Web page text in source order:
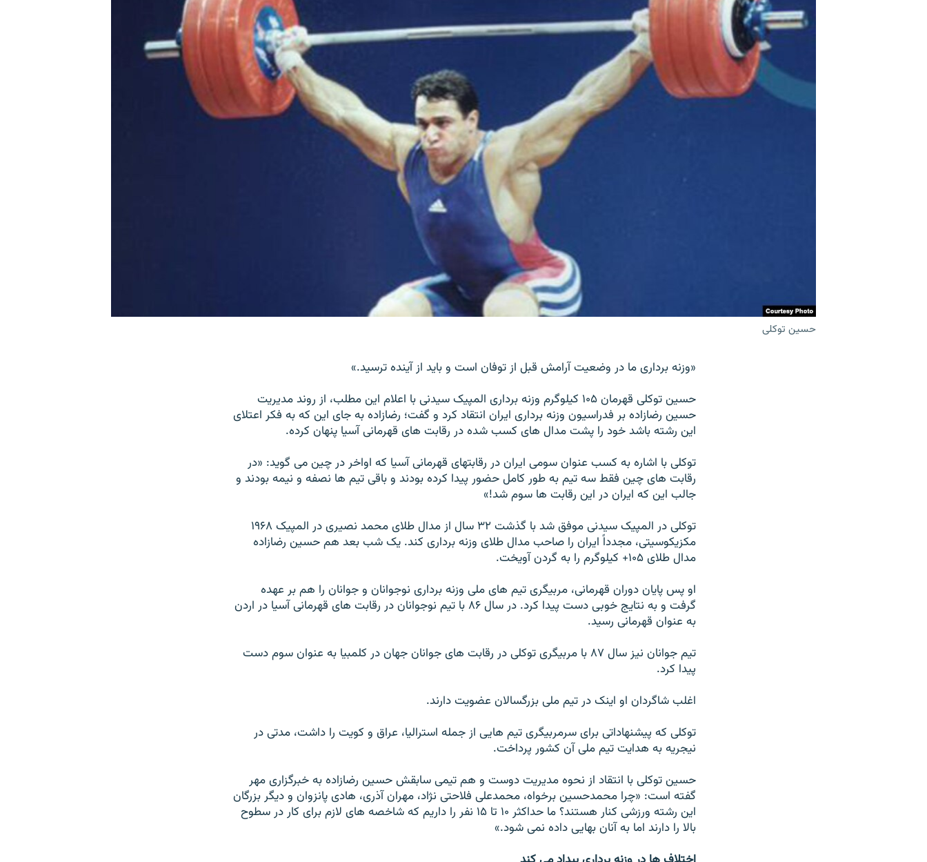
حسين توکلی
«وزنه برداری ما در وضعيت آرامش قبل از توفان است و بايد از آينده ترسيد.»
حسين توکلی قهرمان ۱۰۵ کيلوگرم وزنه برداری المپيک سيدنی با اعلام اين مطلب، از روند مديريت
حسين رضازاده بر فدراسيون وزنه برداری ايران انتقاد کرد و گفت؛ رضازاده به جای اين که به فکر اعتلای
اين رشته باشد خود را پشت مدال های کسب شده در رقابت های قهرمانی آسيا پنهان کرده.
توکلی با اشاره به کسب عنوان سومی ايران در رقابت‎های قهرمانی آسيا که اواخر در چين می گويد: «در
رقابت های چين فقط سه تيم به طور کامل حضور پيدا کرده بودند و باقی تيم ها نصفه و نيمه بودند و
جالب اين که ايران در اين رقابت ها سوم شد!»
توکلی در المپيک سيدنی موفق شد با گذشت ۳۲ سال از مدال طلای محمد نصيری در المپيک ۱۹۶۸
مکزيکوسيتی، مجدداً ايران را صاحب مدال طلای وزنه برداری کند. يک شب بعد هم حسين رضازاده
مدال طلای ۱۰۵+ کيلوگرم را به گردن آويخت.
او پس پايان دوران قهرمانی، مربيگری تيم های ملی وزنه برداری نوجوانان و جوانان را هم بر عهده
گرفت و به نتايج خوبی دست پيدا کرد. در سال ۸۶ با تيم نوجوانان در رقابت های قهرمانی آسيا در اردن
به عنوان قهرمانی رسيد.
تيم جوانان نيز سال ۸۷ با مربيگری توکلی در رقابت های جوانان جهان در کلمبيا به عنوان سوم دست
پيدا کرد.
اغلب شاگردان او اينک در تيم ملی بزرگسالان عضويت دارند.
توکلی که پيشنهاداتی برای سرمربيگری تيم هايی از جمله استراليا، عراق و کويت را داشت، مدتی در
نيجريه به هدايت تيم ملی آن کشور پرداخت.
حسين توکلی با انتقاد از نحوه مديريت دوست و هم تيمی سابقش حسين رضازاده به خبرگزاری مهر
گفته است: «چرا محمدحسين برخواه، محمدعلی فلاحتی نژاد، مهران آذری، هادی پانزوان و ديگر بزرگان
اين رشته ورزشی کنار هستند؟ ما حداکثر ۱۰ تا ۱۵ نفر را داريم که شاخصه های لازم برای کار در سطوح
بالا را دارند اما به آنان بهايی داده نمی شود.»